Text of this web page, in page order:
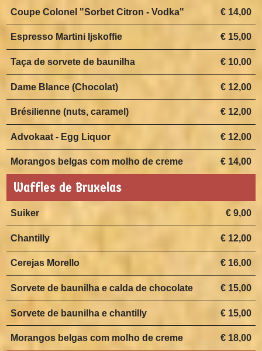
€ 14,00
Coupe Colonel "Sorbet Citron - Vodka"
€ 15,00
Espresso Martini Ijskoffie
€ 10,00
Taça de sorvete de baunilha
€ 12,00
Dame Blance (Chocolat)
€ 12,00
Brésilienne (nuts, caramel)
€ 12,00
Advokaat - Egg Liquor
€ 14,00
Morangos belgas com molho de creme
Waffles de Bruxelas
€ 9,00
Suiker
€ 12,00
Chantilly
€ 16,00
Cerejas Morello
€ 15,00
Sorvete de baunilha e calda de chocolate
€ 15,00
Sorvete de baunilha e chantilly
€ 18,00
Morangos belgas com molho de creme